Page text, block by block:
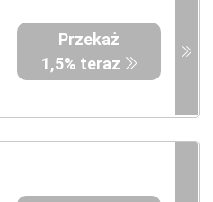
Przekaż
1,5% teraz